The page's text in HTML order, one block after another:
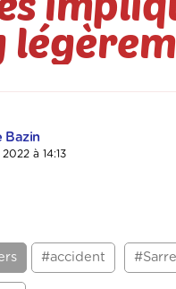
Bazin
à 14:13
#accident #Sarre